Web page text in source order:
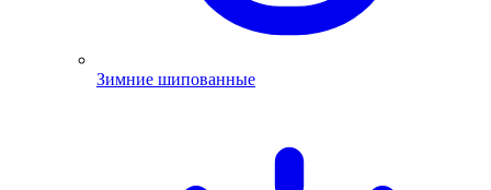
Зимние шипованные